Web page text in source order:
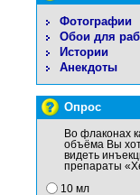
Фотографии
Обои для
Истории
Анекдоты
Опрос
Во флаконах
объёма Вы
видеть
препараты
10 мл